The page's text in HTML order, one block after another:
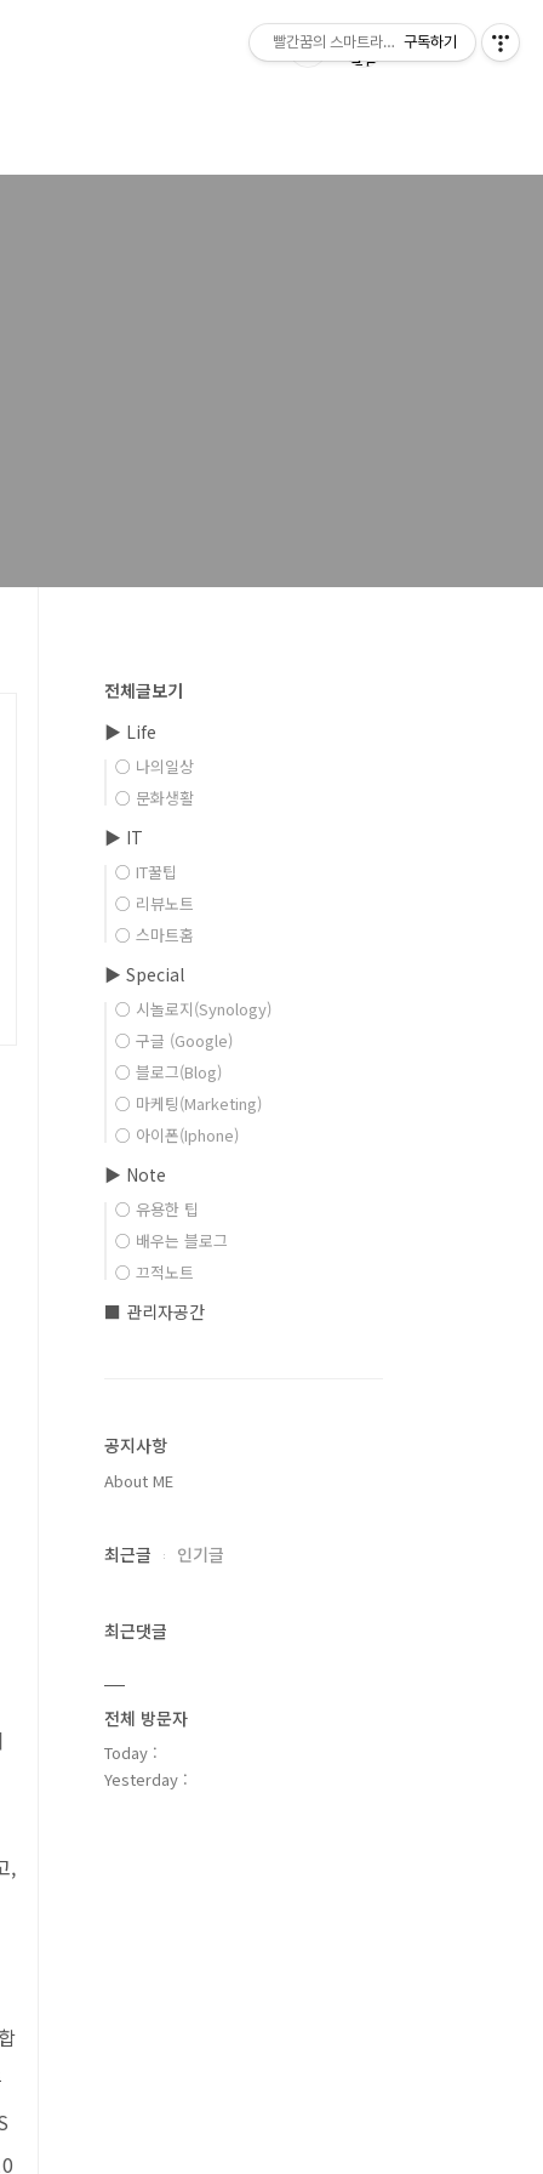
,
전체글보기
▶ Life
○ 나의일상
○ 문화생활
▶ IT
○ IT꿀팁
○ 리뷰노트
○ 스마트홈
▶ Special
○ 시놀로지(Synology)
○ 구글 (Google)
○ 블로그(Blog)
○ 마케팅(Marketing)
○ 아이폰(Iphone)
▶ Note
○ 유용한 팁
○ 배우는 블로그
○ 끄적노트
■ 관리자공간
공지사항
About ME
최근글 인기글
최근댓글
전체 방문자
Today :
Yesterday :
빨간꿈의 스마트라이프구독하기